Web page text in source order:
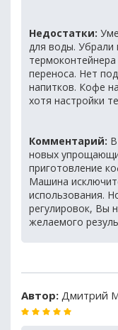
Недостатки:
для воды. Убрали
переноса. Нет
напитков. Кофе
хотя настройки
Комментарий:
новых
приготовление
Машина
использования.
регулировок, Вы
желаемого
Автор: Дмитрий